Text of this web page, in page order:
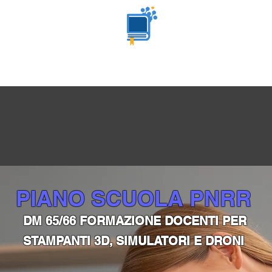
STAMPA 3D EDU BIKE CAMP OBIETTIVI
PIANO SCUOLA PNRR
DM 65/66 FORMAZIONE DOCENTI PER
STAMPANTI 3D, SIMULATORI E DRONI